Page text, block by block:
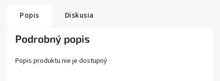
Popis Diskusia
Podrobný popis
Popis produktu nie je dostupný